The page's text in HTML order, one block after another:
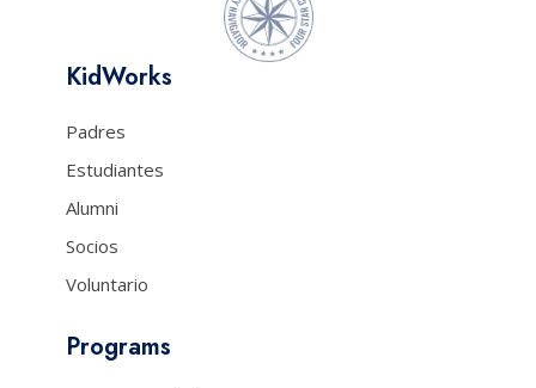
KidWorks
Padres
Estudiantes
Alumni
Socios
Voluntario
Programs